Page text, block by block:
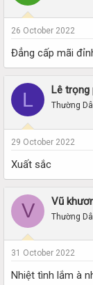
26 October 2022
Đẳng cấp mãi
L Lê trọng
Thường
29 October 2022
Xuất sắc
V Vũ
Thường
31 October 2022
Nhiệt tình lắm à